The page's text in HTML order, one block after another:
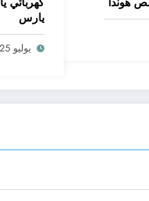
يارس
يوليو 25, 2026